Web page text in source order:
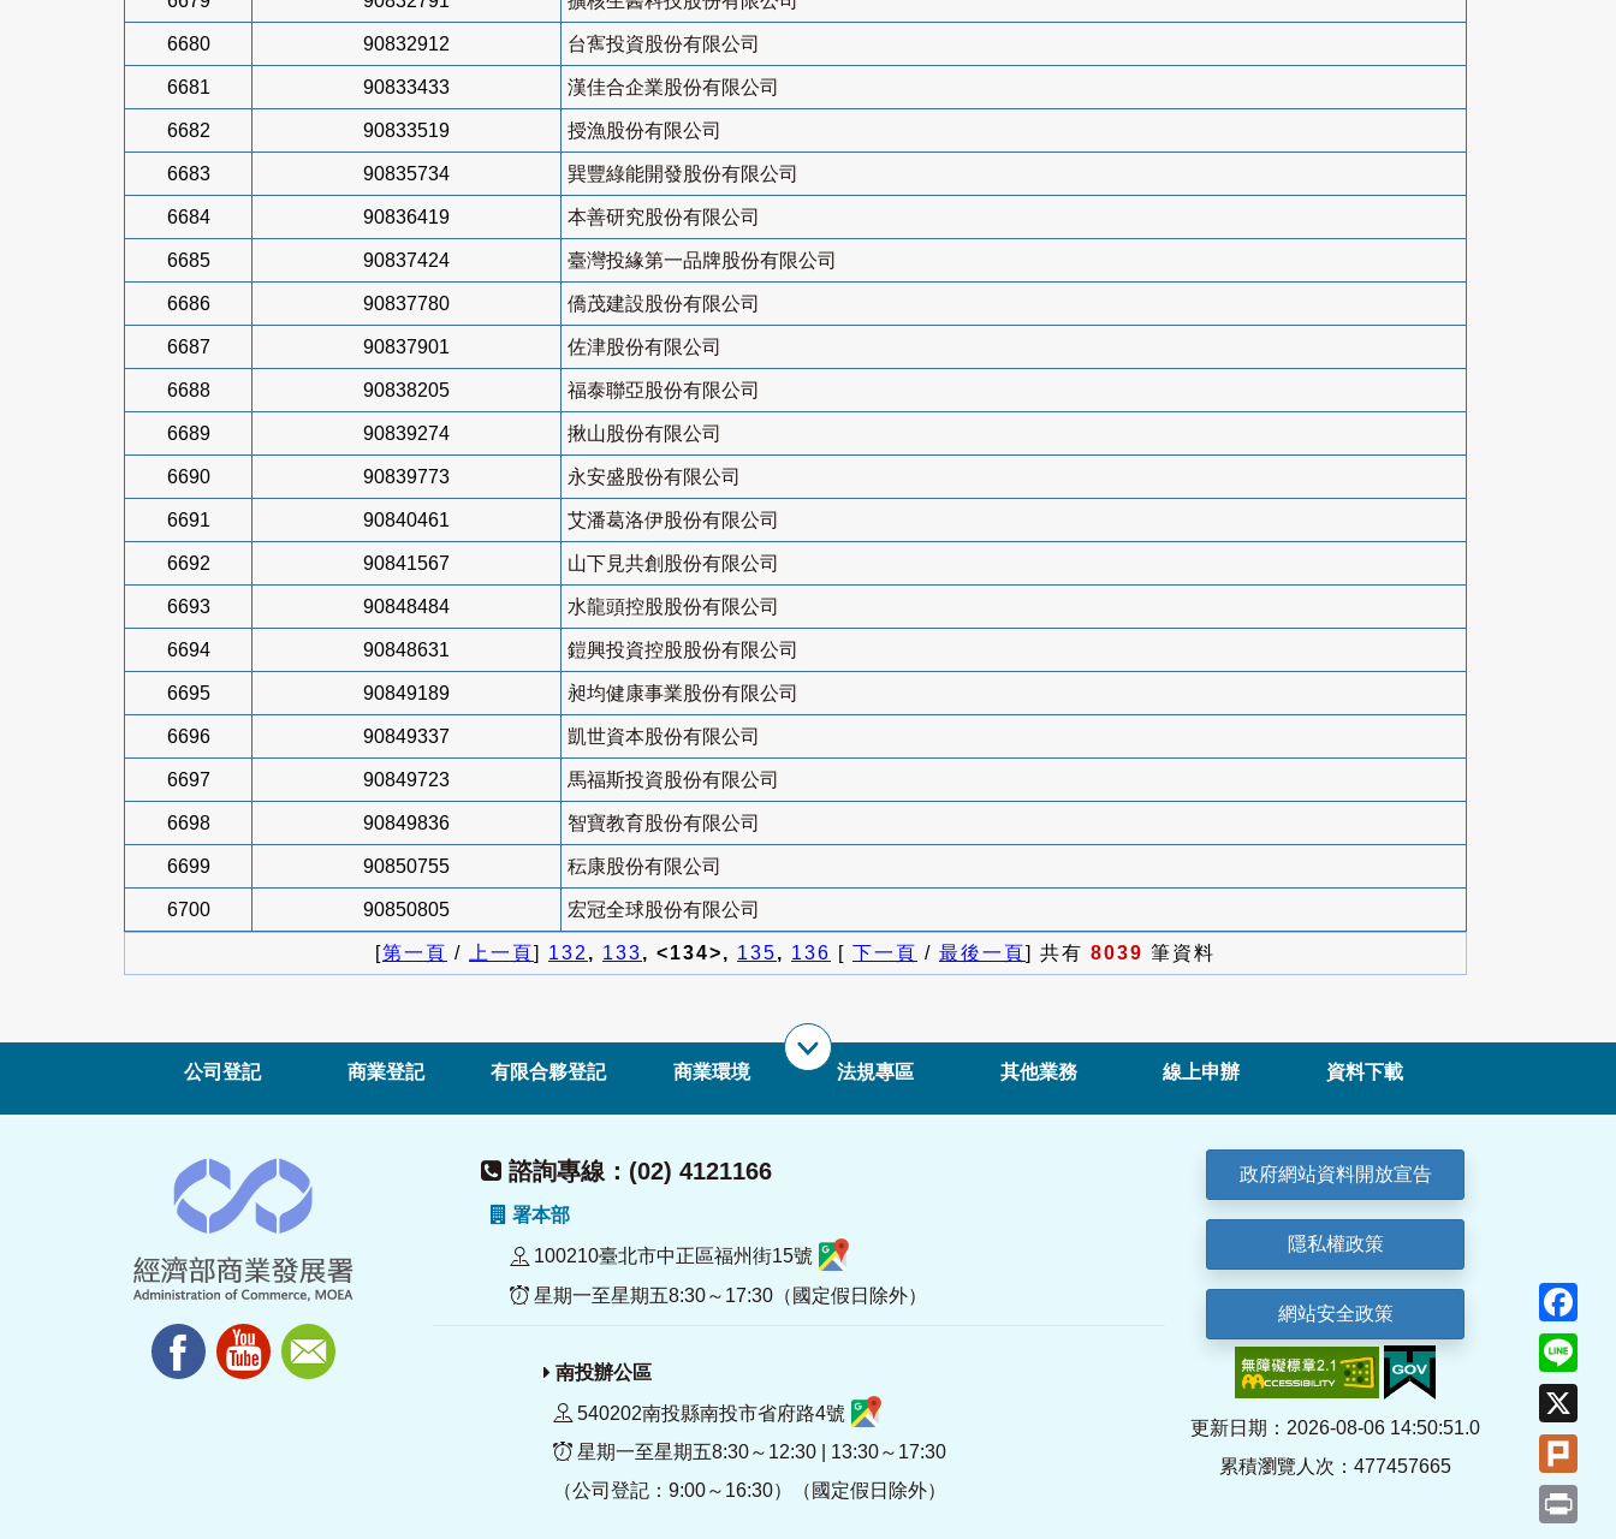
6680 90832912 台寯投資股份有限公司
6681 90833433 漢佳合企業股份有限公司
6682 90833519 授漁股份有限公司
6683 90835734 巽豐綠能開發股份有限公司
6684 90836419 本善研究股份有限公司
6685 90837424 臺灣投緣第一品牌股份有限公司
6686 90837780 僑茂建設股份有限公司
6687 90837901 佐津股份有限公司
6688 90838205 福泰聯亞股份有限公司
6689 90839274 揪山股份有限公司
6690 90839773 永安盛股份有限公司
6691 90840461 艾潘葛洛伊股份有限公司
6692 90841567 山下見共創股份有限公司
6693 90848484 水龍頭控股股份有限公司
6694 90848631 鎧興投資控股股份有限公司
6695 90849189 昶均健康事業股份有限公司
6696 90849337 凱世資本股份有限公司
6697 90849723 馬福斯投資股份有限公司
6698 90849836 智寶教育股份有限公司
6699 90850755 秐康股份有限公司
6700 90850805 宏冠全球股份有限公司
[第一頁 / 上一頁] 132, 133, <134>, 135, 136 [ 下一頁 / 最後一頁] 共有 8039 筆資料
公司登記 商業登記 有限合夥登記 商業環境 法規專區 其他業務 線上申辦 資料下載
諮詢專線：(02) 4121166
署本部
100210臺北市中正區福州街15號
星期一至星期五8:30～17:30（國定假日除外）
南投辦公區
540202南投縣南投市省府路4號
星期一至星期五8:30～12:30 | 13:30～17:30
（公司登記：9:00～16:30）（國定假日除外）
政府網站資料開放宣告
隱私權政策
網站安全政策
更新日期：2026-08-06 14:50:51.0
累積瀏覽人次：477457665